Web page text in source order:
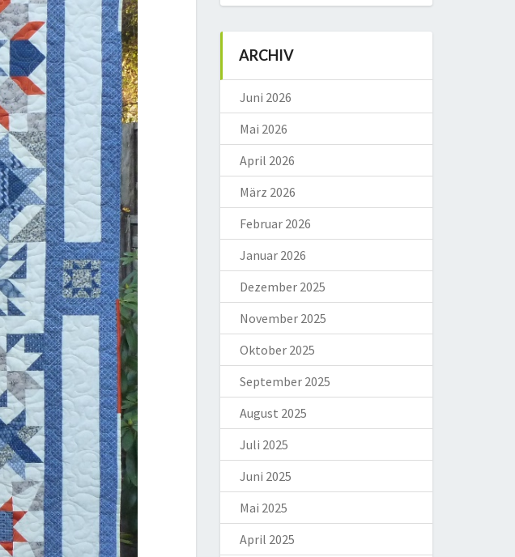
ARCHIV
Juni 2026
Mai 2026
April 2026
März 2026
Februar 2026
Januar 2026
Dezember 2025
November 2025
Oktober 2025
September 2025
August 2025
Juli 2025
Juni 2025
Mai 2025
April 2025